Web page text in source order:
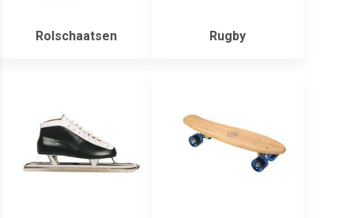
Rolschaatsen Rugby